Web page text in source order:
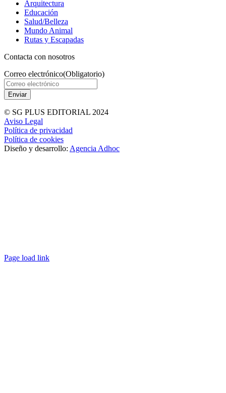
Arquitectura
Educación
Salud/Belleza
Mundo Animal
Rutas y Escapadas
Contacta con nosotros
Correo electrónico(Obligatorio)
© SG PLUS EDITORIAL 2024
Aviso Legal
Política de privacidad
Política de cookies
Diseño y desarrollo: Agencia Adhoc
Page load link